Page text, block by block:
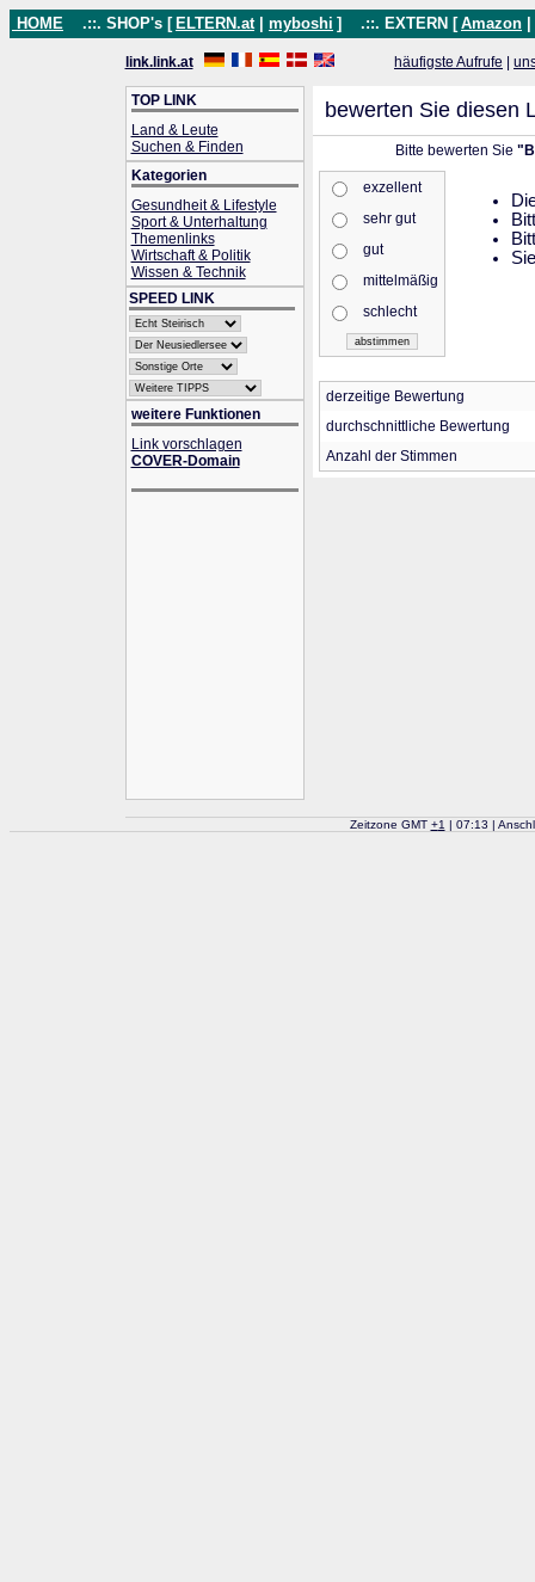
HOME .::. SHOP's [ ELTERN.at myboshi ] .::. EXTERN [ Amazon
link.link.at häufigste Aufrufe
TOP LINK
Land & Leute
Suchen & Finden
Kategorien
Gesundheit & Lifestyle
Sport & Unterhaltung
Themenlinks
Wirtschaft & Politik
Wissen & Technik
SPEED LINK
weitere Funktionen
Link vorschlagen
COVER-Domain
bewerten Sie diesen
Bitte bewerten Sie
exzellent
sehr gut
gut
mittelmäßig
schlecht
derzeitige Bewertung
durchschnittliche Bewertung
Anzahl der Stimmen
Zeitzone GMT +1 | 07:13 |